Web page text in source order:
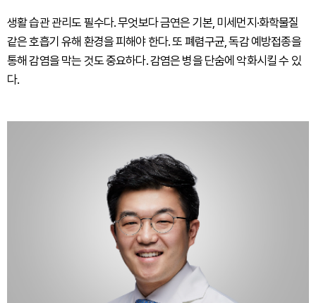
생활 습관 관리도 필수다. 무엇보다 금연은 기본, 미세먼지·화학물질
같은 호흡기 유해 환경을 피해야 한다. 또 폐렴구균, 독감 예방접종을
통해 감염을 막는 것도 중요하다. 감염은 병을 단숨에 악화시킬 수 있
다.